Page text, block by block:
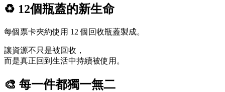
♻ 12個瓶蓋的新生命
每個票卡夾約使用 12 個回收瓶蓋製成。
讓資源不只是被回收，
而是真正回到生活中持續被使用。
🎨 每一件都獨一無二